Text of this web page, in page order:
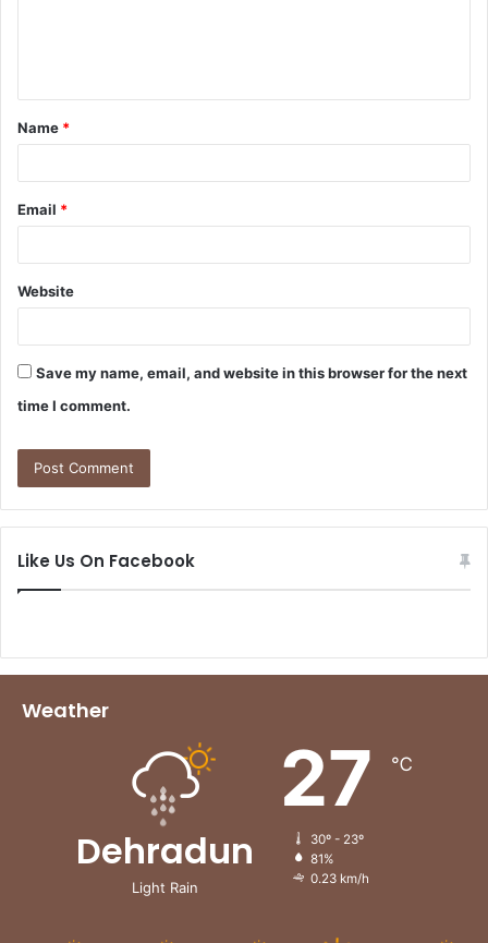
t
*
Name *
Email *
Website
Save my name, email, and website in this browser for the next
time I comment.
Like Us On Facebook
Weather
Dehradun
Light Rain
27 ℃
30º - 23º
81%
0.23 km/h